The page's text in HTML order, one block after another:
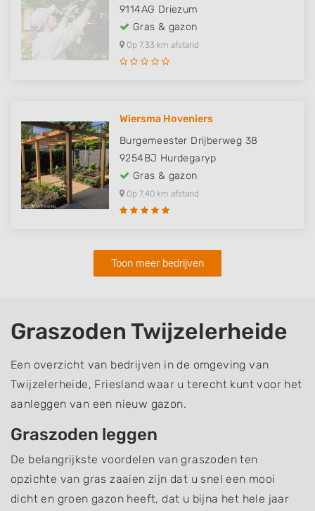
9114AG Driezum
Gras & gazon
Op 7,33 km afstand
Wiersma Hoveniers
Burgemeester Drijberweg 38
9254BJ Hurdegaryp
Gras & gazon
Op 7,40 km afstand
Toon meer bedrijven
Graszoden Twijzelerheide
Een overzicht van bedrijven in de omgeving van
Twijzelerheide, Friesland waar u terecht kunt voor het
aanleggen van een nieuw gazon.
Graszoden leggen
De belangrijkste voordelen van graszoden ten
opzichte van gras zaaien zijn dat u snel een mooi
dicht en groen gazon heeft, dat u bijna het hele jaar